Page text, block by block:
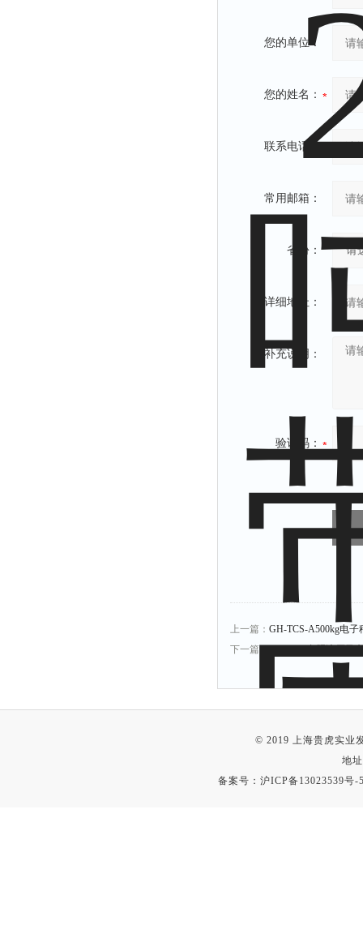
您的单位：
您的姓名：
联系电话：
常用邮箱：
省份：
详细地址：
补充说明：
验证码：
上一篇： GH-TCS-A500kg电
下一篇：
© 2019 上海贵虎实业
地
备案号：沪ICP备13023539号-